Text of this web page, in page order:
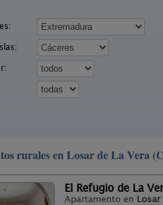
rurales en Losar de La Vera
El Refugio de La
Apartamento en Losar